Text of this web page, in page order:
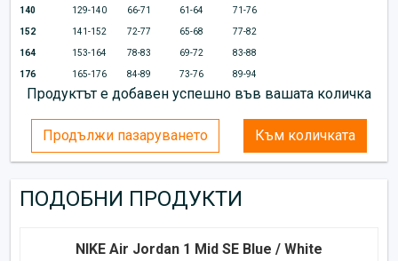
140 129-140 66-71 61-64 71-76
152 141-152 72-77 65-68 77-82
164 153-164 78-83 69-72 83-88
176 165-176 84-89 73-76 89-94
Продуктът е добавен успешно във вашата количка
Продължи пазаруването Към количката
ПОДОБНИ ПРОДУКТИ
NIKE Air Jordan 1 Mid SE Blue / White